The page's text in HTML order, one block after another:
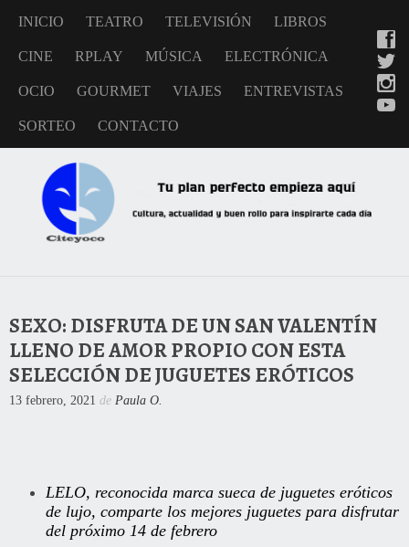
INICIO TEATRO TELEVISIÓN LIBROS
CINE RPLAY MÚSICA ELECTRÓNICA
OCIO GOURMET VIAJES ENTREVISTAS
SORTEO CONTACTO
SEXO: DISFRUTA DE UN SAN VALENTÍN
LLENO DE AMOR PROPIO CON ESTA
SELECCIÓN DE JUGUETES ERÓTICOS
13 febrero, 2021 de Paula O.
LELO, reconocida marca sueca de juguetes eróticos
de lujo, comparte los mejores juguetes para disfrutar
del próximo 14 de febrero